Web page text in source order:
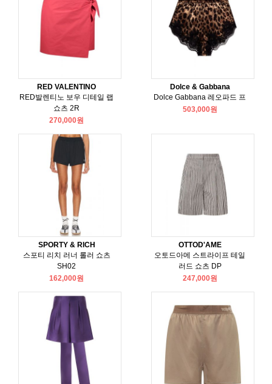
RED VALENTINO
RED발렌티노 보우 디테일 랩
쇼츠 2R
270,000원
Dolce & Gabbana
Dolce Gabbana 레오파드 프
503,000원
SPORTY & RICH
스포티 리치 러너 롤러 쇼츠
SH02
162,000원
OTTOD'AME
오토드아메 스트라이프 테일
러드 쇼츠 DP
247,000원